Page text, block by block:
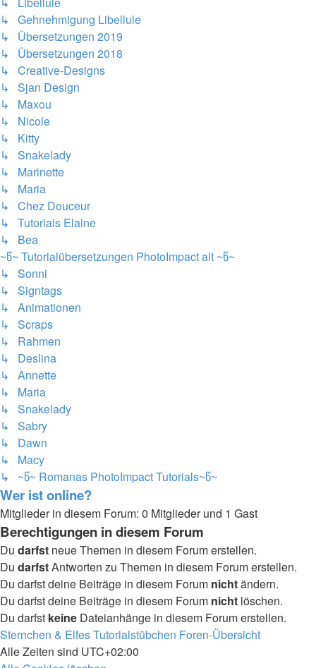
↳ Gehnehmigung Libellule
↳ Übersetzungen 2019
↳ Übersetzungen 2018
↳ Creative-Designs
↳ Sjan Design
↳ Maxou
↳ Nicole
↳ Kitty
↳ Snakelady
↳ Marinette
↳ Maria
↳ Chez Douceur
↳ Tutoriais Elaine
↳ Bea
~წ~ Tutorialübersetzungen PhotoImpact alt ~წ~
↳ Sonni
↳ Signtags
↳ Animationen
↳ Scraps
↳ Rahmen
↳ Deslina
↳ Annette
↳ Maria
↳ Snakelady
↳ Sabry
↳ Dawn
↳ Macy
↳ ~წ~ Romanas PhotoImpact Tutorials~წ~
Wer ist online?
Mitglieder in diesem Forum: 0 Mitglieder und 1 Gast
Berechtigungen in diesem Forum
Du darfst neue Themen in diesem Forum erstellen.
Du darfstAntworten zu Themen in diesem Forum erstellen.
Du darfst deine Beiträge in diesem Forum nichtändern.
Du darfst deine Beiträge in diesem Forum nicht löschen.
Du darfst keine Dateianhänge in diesem Forum erstellen.
Sternchen & Elfes Tutorialstübchen Foren-Übersicht
Alle Zeiten sind UTC+02:00